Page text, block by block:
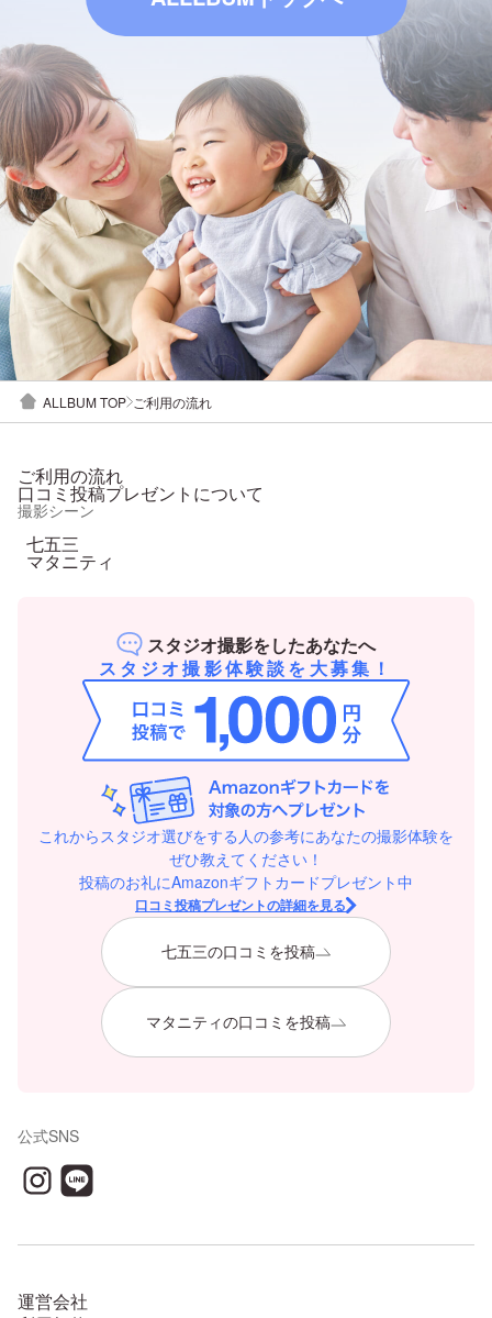
ALLBUM TOP ご利用の流れ
ご利用の流れ
口コミ投稿プレゼントについて
撮影シーン
七五三
マタニティ
スタジオ撮影をしたあなたへ
スタジオ撮影体験談を大募集！
これからスタジオ選びをする人の参考にあなたの撮影体験を
ぜひ教えてください！
投稿のお礼にAmazonギフトカードプレゼント中
口コミ投稿プレゼントの詳細を見る
七五三の口コミを投稿
マタニティの口コミを投稿
公式SNS
運営会社